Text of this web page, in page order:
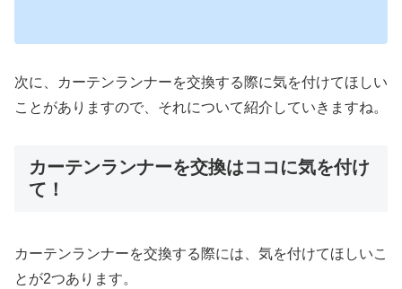
次に、カーテンランナーを交換する際に気を付けてほしい
ことがありますので、それについて紹介していきますね。
カーテンランナーを交換はココに気を付け
て！
カーテンランナーを交換する際には、気を付けてほしいこ
とが2つあります。